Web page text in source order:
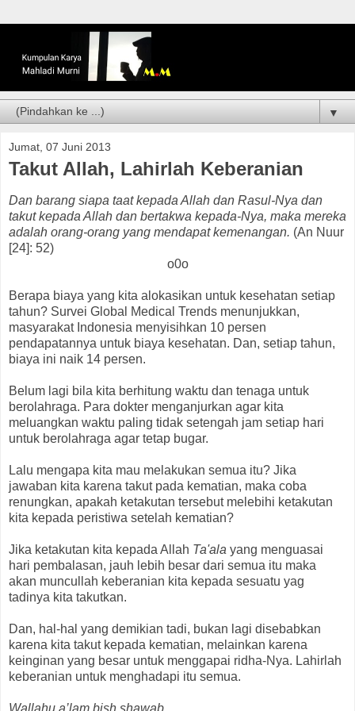
▼
Jumat, 07 Juni 2013
Takut Allah, Lahirlah Keberanian
Dan barang siapa taat kepada Allah dan Rasul-Nya dan
takut kepada Allah dan bertakwa kepada-Nya, maka mereka
adalah orang-orang yang mendapat kemenangan. (An Nuur
[24]: 52)
o0o
Berapa biaya yang kita alokasikan untuk kesehatan setiap
tahun? Survei Global Medical Trends menunjukkan,
masyarakat Indonesia menyisihkan 10 persen
pendapatannya untuk biaya kesehatan. Dan, setiap tahun,
biaya ini naik 14 persen.
Belum lagi bila kita berhitung waktu dan tenaga untuk
berolahraga. Para dokter menganjurkan agar kita
meluangkan waktu paling tidak setengah jam setiap hari
untuk berolahraga agar tetap bugar.
Lalu mengapa kita mau melakukan semua itu? Jika
jawaban kita karena takut pada kematian, maka coba
renungkan, apakah ketakutan tersebut melebihi ketakutan
kita kepada peristiwa setelah kematian?
Jika ketakutan kita kepada Allah Ta'ala yang menguasai
hari pembalasan, jauh lebih besar dari semua itu maka
akan muncullah keberanian kita kepada sesuatu yag
tadinya kita takutkan.
Dan, hal-hal yang demikian tadi, bukan lagi disebabkan
karena kita takut kepada kematian, melainkan karena
keinginan yang besar untuk menggapai ridha-Nya. Lahirlah
keberanian untuk menghadapi itu semua.
Wallahu a’lam bish shawab